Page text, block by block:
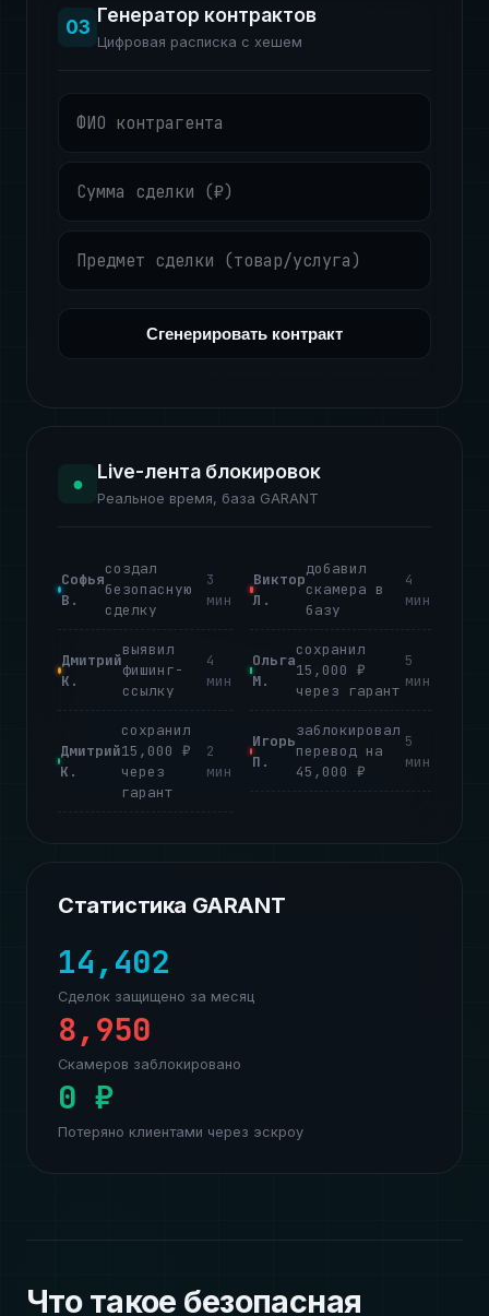
03 Генератор контрактов
Цифровая расписка с хешем
Сгенерировать контракт
● Live-лента блокировок
Реальное время, база GARANT
Софья
В.
создал
безопасную
сделку
3
мин
Дмитрий
К.
выявил
фишинг-
ссылку
4
мин
Дмитрий
К.
сохранил
15,000 ₽
через
гарант
2
мин
Виктор
Л.
добавил
скамера в
базу
4
мин
Ольга
М.
сохранил
15,000 ₽
через гарант
5
мин
Игорь
П.
заблокировал
перевод на
45,000 ₽
5
мин
Статистика GARANT
14,402
Сделок защищено за месяц
8,950
Скамеров заблокировано
0 ₽
Потеряно клиентами через эскроу
Что такое безопасная